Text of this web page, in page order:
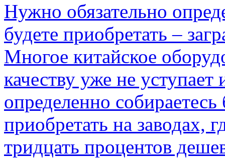
Нужно обязательно
будете приобретать –
Многое китайское
качеству уже не уступает
определенно
приобретать на заводах,
тридцать процентов